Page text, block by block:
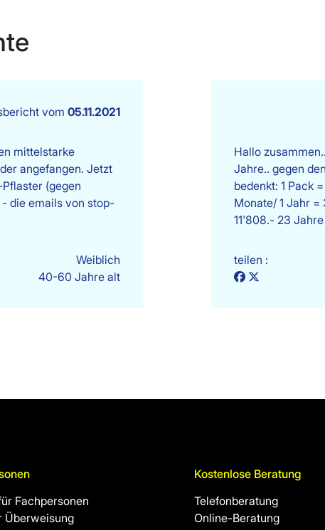
vom 05.11.2021
mittelstarke
angefangen. Jetzt
(gegen
die emails von stop-
Weiblich
40-60 Jahre alt
Hallo
Jahre.. gegen
bedenkt: 1 Pack
Monate/ 1 Jahr
11'808.- 23
teilen :
Fachpersonen
Überweisung
Kostenlose Beratung
Telefonberatung
Online-Beratung